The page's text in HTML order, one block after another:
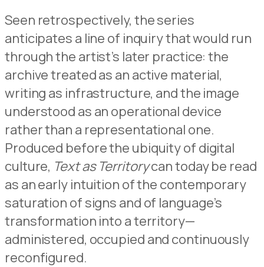
Seen retrospectively, the series
anticipates a line of inquiry that would run
through the artist’s later practice: the
archive treated as an active material,
writing as infrastructure, and the image
understood as an operational device
rather than a representational one.
Produced before the ubiquity of digital
culture, Text as Territorycan today be read
as an early intuition of the contemporary
saturation of signs and of language’s
transformation into a territory—
administered, occupied and continuously
reconfigured.